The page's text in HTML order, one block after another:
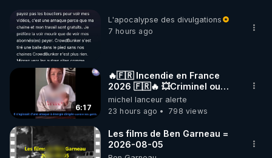
L'apocalypse des divulgations
7 hours ago
6:17
🔥🇫🇷 Incendie en France
2026 🇫🇷🔥 💥Criminel ou
coincidence naturelle?💥
@NostraDamoucho
michel lanceur alerte
23 hours ago
798 views
Les films de Ben Garneau =
2026-08-05